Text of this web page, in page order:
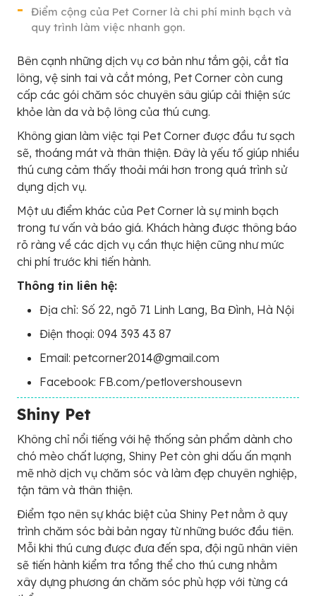
Điểm cộng của Pet Corner là chi phí minh bạch và
quy trình làm việc nhanh gọn.
Bên cạnh những dịch vụ cơ bản như tắm gội, cắt tỉa
lông, vệ sinh tai và cắt móng, Pet Corner còn cung
cấp các gói chăm sóc chuyên sâu giúp cải thiện sức
khỏe làn da và bộ lông của thú cưng.
Không gian làm việc tại Pet Corner được đầu tư sạch
sẽ, thoáng mát và thân thiện. Đây là yếu tố giúp nhiều
thú cưng cảm thấy thoải mái hơn trong quá trình sử
dụng dịch vụ.
Một ưu điểm khác của Pet Corner là sự minh bạch
trong tư vấn và báo giá. Khách hàng được thông báo
rõ ràng về các dịch vụ cần thực hiện cũng như mức
chi phí trước khi tiến hành.
Thông tin liên hệ:
Địa chỉ: Số 22, ngõ 71 Linh Lang, Ba Đình, Hà Nội
Điện thoại: 094 393 43 87
Email: petcorner2014@gmail.com
Facebook: FB.com/petlovershousevn
Shiny Pet
Không chỉ nổi tiếng với hệ thống sản phẩm dành cho
chó mèo chất lượng, Shiny Pet còn ghi dấu ấn mạnh
mẽ nhờ dịch vụ chăm sóc và làm đẹp chuyên nghiệp,
tận tâm và thân thiện.
Điểm tạo nên sự khác biệt của Shiny Pet nằm ở quy
trình chăm sóc bài bản ngay từ những bước đầu tiên.
Mỗi khi thú cưng được đưa đến spa, đội ngũ nhân viên
sẽ tiến hành kiểm tra tổng thể cho thú cưng nhằm
xây dựng phương án chăm sóc phù hợp với từng cá